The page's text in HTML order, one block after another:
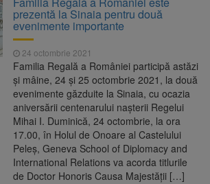
a lansat platforma
urmărirea inițiativei de
Nicușor Dan
Curte analizează
și Horațiu Potra.
dacă începe procesul
Strategia națională pentru
2030, adoptată de Senat.
promulgare
prezentă la Sinaia pentru două
evenimente importante
24 octombrie 2021
Familia Regală a României participă astăzi
și mâine, 24 și 25 octombrie 2021, la două
evenimente găzduite la Sinaia, cu ocazia
aniversării centenarului nașterii Regelui
Mihai I. Duminică, 24 octombrie, la ora
17.00, în Holul de Onoare al Castelului
Peleș, Geneva School of Diplomacy and
International Relations va acorda titlurile
de Doctor Honoris Causa Majestății […]